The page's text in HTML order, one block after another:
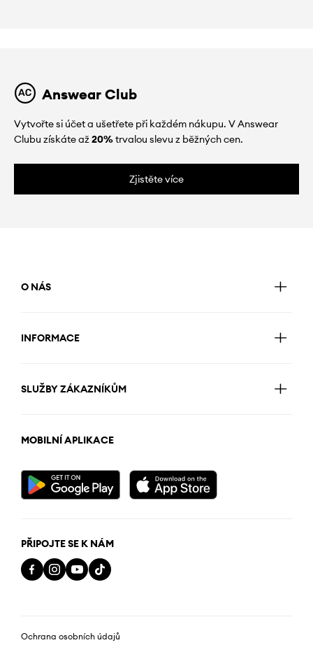
Answear Club
Vytvořte si účet a ušetřete při každém nákupu. V Answear
Clubu získáte až20%trvalou slevu z běžných cen.
Zjistěte více
O NÁS
INFORMACE
SLUŽBY ZÁKAZNÍKŮM
MOBILNÍ APLIKACE
PŘIPOJTE SE K NÁM
Ochrana osobních údajů